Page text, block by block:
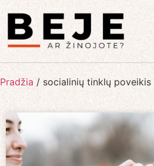
Pradžia / socialinių tinklų poveikis